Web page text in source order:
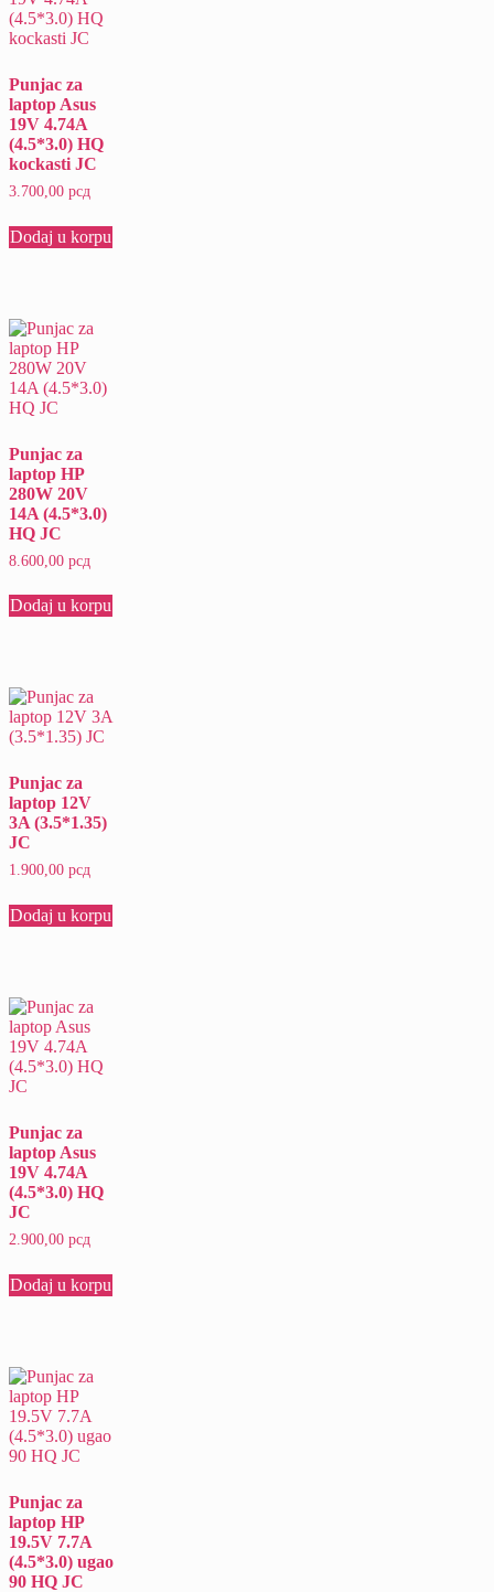
Punjac za
laptop Asus
19V 4.74A
(4.5*3.0) HQ
kockasti JC
3.700,00 рсд
Dodaj u korpu
Punjac za
laptop HP
280W 20V
14A (4.5*3.0)
HQ JC
8.600,00 рсд
Dodaj u korpu
Punjac za
laptop 12V
3A (3.5*1.35)
JC
1.900,00 рсд
Dodaj u korpu
Punjac za
laptop Asus
19V 4.74A
(4.5*3.0) HQ
JC
2.900,00 рсд
Dodaj u korpu
Punjac za
laptop HP
19.5V 7.7A
(4.5*3.0) ugao
90 HQ JC